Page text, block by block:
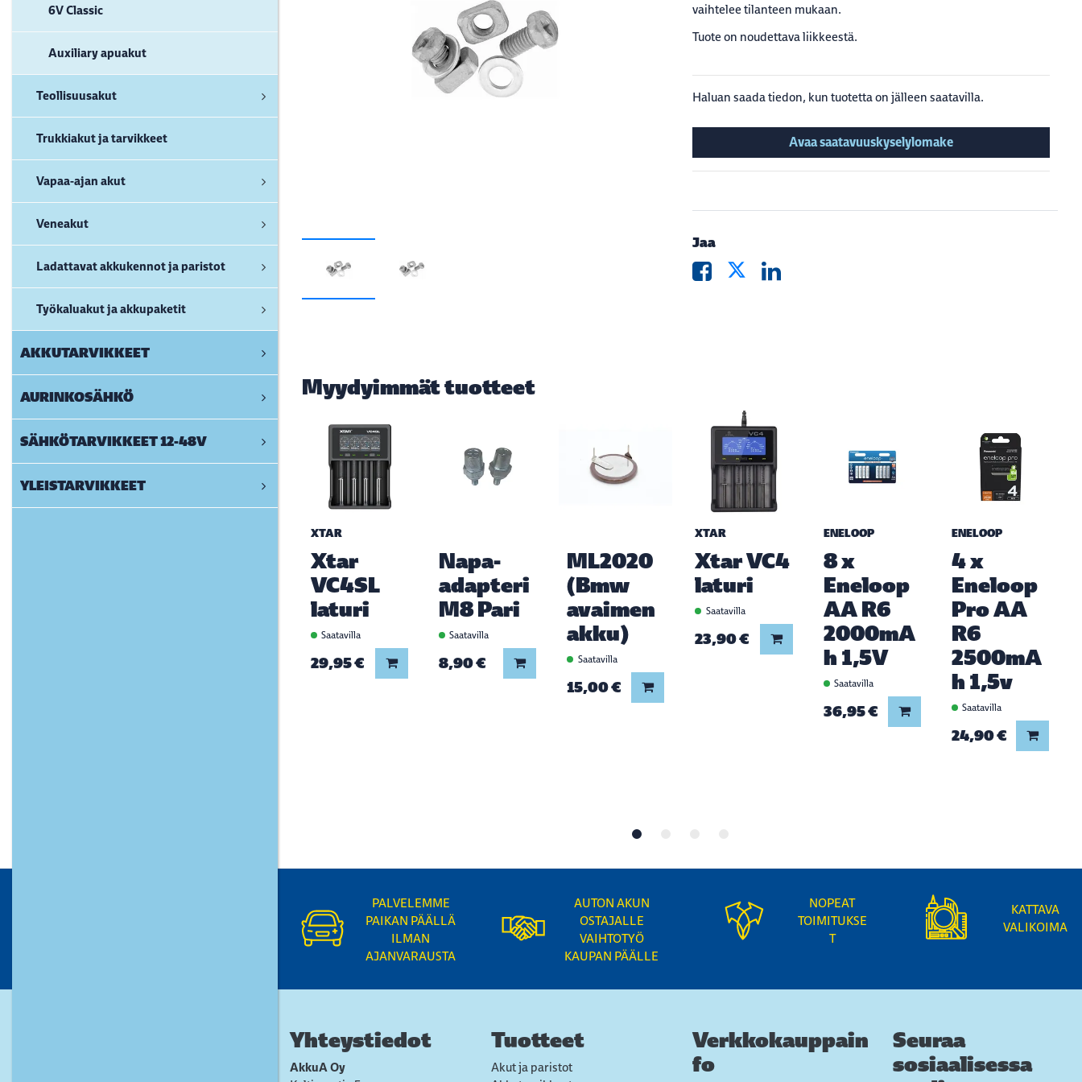
6V Classic
Auxiliary apuakut
Teollisuusakut
Trukkiakut ja tarvikkeet
Vapaa-ajan akut
Veneakut
Ladattavat akkukennot ja paristot
Työkaluakut ja akkupaketit
AKKUTARVIKKEET
AURINKOSÄHKÖ
SÄHKÖTARVIKKEET 12-48V
YLEISTARVIKKEET
vaihtelee tilanteen mukaan.
Tuote on noudettava liikkeestä.
Haluan saada tiedon, kun tuotetta on jälleen saatavilla.
Avaa saatavuuskyselylomake
Jaa
Myydyimmät tuotteet
XTAR
Xtar
VC4SL
laturi
Saatavilla
29,95 € Lisää koriin
Napa-
adapteri
M8 Pari
Saatavilla
8,90 € Lisää koriin
ML2020
(Bmw
avaimen
akku)
Saatavilla
15,00 € Lisää koriin
XTAR
Xtar VC4
laturi
Saatavilla
23,90 € Lisää koriin
ENELOOP
8 x
Eneloop
AA R6
2000mA
h 1,5V
Saatavilla
36,95 € Lisää koriin
ENELOOP
4 x
Eneloop
Pro AA
R6
2500mA
h 1,5v
Saatavilla
24,90 € Lisää
PALVELEMME
PAIKAN PÄÄLLÄ
ILMAN
AJANVARAUSTA
AUTON AKUN
OSTAJALLE
VAIHTOTYÖ
KAUPAN PÄÄLLE
NOPEAT
TOIMITUKSE
T
KATTAVA
VALIKOIMA
Yhteystiedot
AkkuA Oy
Tuotteet
Akut ja paristot
Verkkokauppain
fo
Seuraa
sosiaalisessa